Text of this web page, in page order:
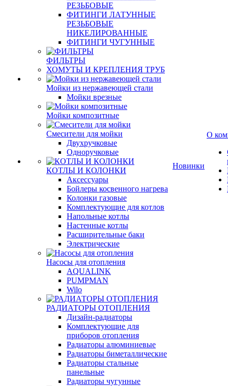
РЕЗЬБОВЫЕ
ФИТИНГИ ЛАТУННЫЕ
РЕЗЬБОВЫЕ
НИКЕЛИРОВАННЫЕ
ФИТИНГИ ЧУГУННЫЕ
ФИЛЬТРЫ
ХОМУТЫ И КРЕПЛЕНИЯ ТРУБ
Мойки из нержавеющей стали
Мойки врезные
Мойки композитные
Смесители для мойки
Двухручковые
Одноручковые
КОТЛЫ И КОЛОНКИ
Аксессуары
Бойлеры косвенного нагрева
Колонки газовые
Комплектующие для котлов
Напольные котлы
Настенные котлы
Расширительные баки
Электрические
Насосы для отопления
AQUALINK
PUMPMAN
Wilo
РАДИАТОРЫ ОТОПЛЕНИЯ
Дизайн-радиаторы
Комплектующие для
приборов отопления
Радиаторы алюминиевые
Радиаторы биметаллические
Радиаторы стальные
панельные
Радиаторы чугунные
Новинки
О